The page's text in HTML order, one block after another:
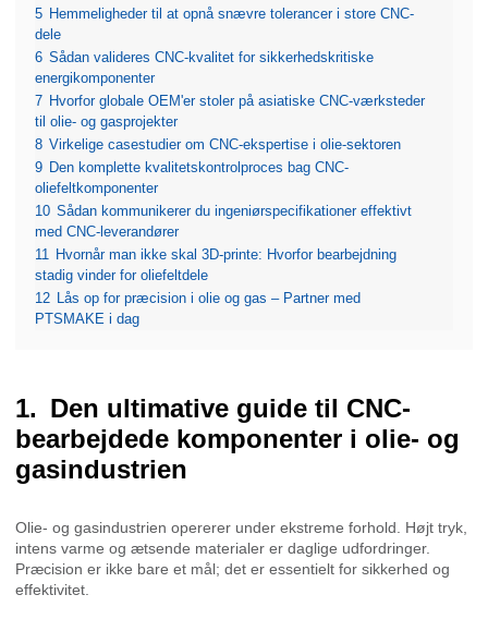
5 Hemmeligheder til at opnå snævre tolerancer i store CNC-
dele
6 Sådan valideres CNC-kvalitet for sikkerhedskritiske
energikomponenter
7 Hvorfor globale OEM'er stoler på asiatiske CNC-værksteder
til olie- og gasprojekter
8 Virkelige casestudier om CNC-ekspertise i olie-sektoren
9 Den komplette kvalitetskontrolproces bag CNC-
oliefeltkomponenter
10 Sådan kommunikerer du ingeniørspecifikationer effektivt
med CNC-leverandører
11
Hvornår man ikke skal 3D-printe: Hvorfor bearbejdning
stadig vinder for oliefeltdele
12
Lås op for præcision i olie og gas – Partner med
PTSMAKE i dag
Den ultimative guide til CNC-
bearbejdede komponenter i olie- og
gasindustrien
Olie- og gasindustrien opererer under ekstreme forhold. Højt tryk,
intens varme og ætsende materialer er daglige udfordringer.
Præcision er ikke bare et mål; det er essentielt for sikkerhed og
effektivitet.